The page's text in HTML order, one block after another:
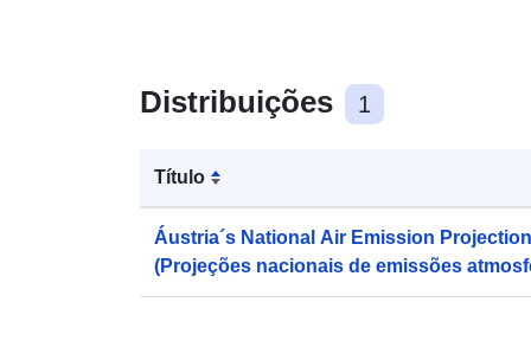
Distribuições 1
Título
Áustria´s National Air Emission
(Projeções nacionais de emissões
para 2010-2020).